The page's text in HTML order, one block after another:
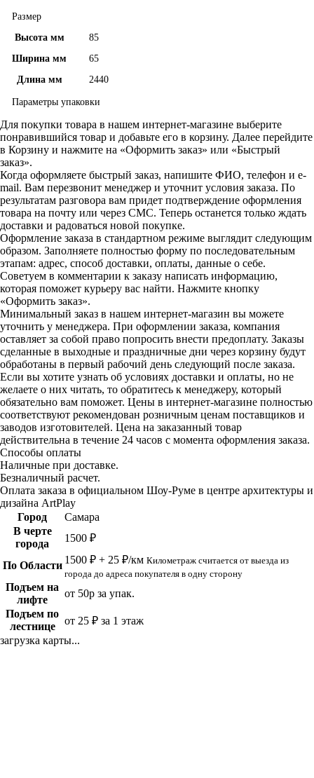
Размер
Высота мм
85
Ширина мм
65
Длина мм
2440
Параметры упаковки
Для покупки товара в нашем интернет-магазине выберите
понравившийся товар и добавьте его в корзину. Далее перейдите
в Корзину и нажмите на «Оформить заказ» или «Быстрый
заказ».
Когда оформляете быстрый заказ, напишите ФИО, телефон и e-
mail. Вам перезвонит менеджер и уточнит условия заказа. По
результатам разговора вам придет подтверждение оформления
товара на почту или через СМС. Теперь останется только ждать
доставки и радоваться новой покупке.
Оформление заказа в стандартном режиме выглядит следующим
образом. Заполняете полностью форму по последовательным
этапам: адрес, способ доставки, оплаты, данные о себе.
Советуем в комментарии к заказу написать информацию,
которая поможет курьеру вас найти. Нажмите кнопку
«Оформить заказ».
Минимальный заказ в нашем интернет-магазин вы можете
уточнить у менеджера. При оформлении заказа, компания
оставляет за собой право попросить внести предоплату. Заказы
сделанные в выходные и праздничные дни через корзину будут
обработаны в первый рабочий день следующий после заказа.
Если вы хотите узнать об условиях доставки и оплаты, но не
желаете о них читать, то обратитесь к менеджеру, который
обязательно вам поможет. Цены в интернет-магазине полностью
соответствуют рекомендован розничным ценам поставщиков и
заводов изготовителей. Цена на заказанный товар
действительна в течение 24 часов с момента оформления заказа.
Способы оплаты
Наличные при доставке.
Безналичный расчет.
Оплата заказа в официальном Шоу-Руме в центре архитектуры и
дизайна ArtPlay
Город
Самара
В черте
города
1500 ₽
По Области 1500 ₽ + 25 ₽/км Километраж считается от выезда из
города до адреса покупателя в одну сторону
Подъем на
лифте
от 50р за упак.
Подъем по
лестнице
от 25 ₽ за 1 этаж
загрузка карты...